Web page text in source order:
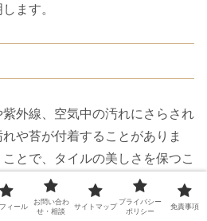
ます。
外線、空気中の汚れにさらされ
や苔が付着することがありま
とで、タイルの美しさを保つこ
ィール
お問い合わ
せ・相談
サイトマップ
プライバシー
ポリシー
免責事項